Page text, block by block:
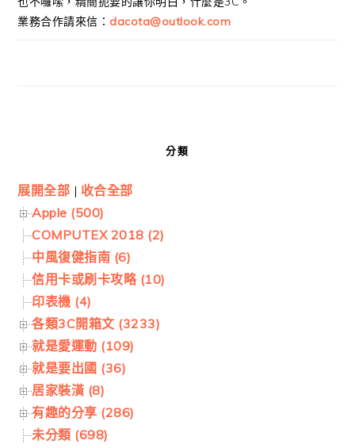
業務合作請來信： dacota@outlook.com
分類
展開全部 | 收合全部
Apple (500)
COMPUTEX 2018 (2)
中風復健指南 (6)
信用卡或刷卡攻略 (10)
印表機 (4)
各類3C開箱文 (3233)
就是愛運動 (109)
就是要出國 (36)
居家裝潢 (8)
有趣的分享 (286)
未分類 (698)